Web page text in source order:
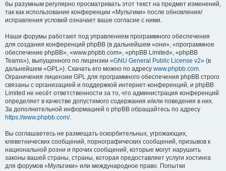
бы разумным регулярно просматривать этот текст на предмет изменений,
так как использование конференции «Мультики» после обновления/
исправления условий означает ваше согласие с ними.
Наши форумы работают под управлением программного обеспечения
для создания конференций phpBB (в дальнейшем «они», «программное
обеспечение phpBB», «www.phpbb.com», «phpBB Limited», «phpBB
Teams»), выпущенного по лицензии «GNU General Public License v2» (в
дальнейшем «GPL»). Скачать его можно по адресу www.phpbb.com.
Ограничения лицензии GPL для программного обеспечения phpBB строго
связаны с организацией и поддержкой интернет-конференций, и phpBB
Limited не несёт ответственности за то, что администрация конференций
определяет в качестве допустимого содержания и/или поведения в них.
За дополнительной информацией о phpBB обращайтесь по адресу
https://www.phpbb.com/.
Вы соглашаетесь не размещать оскорбительных, угрожающих,
клеветнических сообщений, порнографических сообщений, призывов к
национальной розни и прочих сообщений, которые могут нарушить
законы вашей страны, страны, которая предоставляет услуги хостинга
для форумов «Мультики» или международное право. Попытки